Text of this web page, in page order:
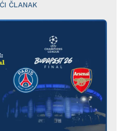
ČLANAK